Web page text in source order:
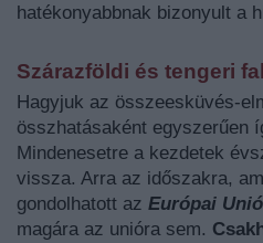
hatékonyabbnak bizonyult a
Szárazföldi és tengeri
Hagyjuk az összeesküvés-
összhatásaként egyszerűen
Mindenesetre a kezdetek
vissza. Arra az időszakra,
gondolhatott az Európai Unió
magára az unióra sem.